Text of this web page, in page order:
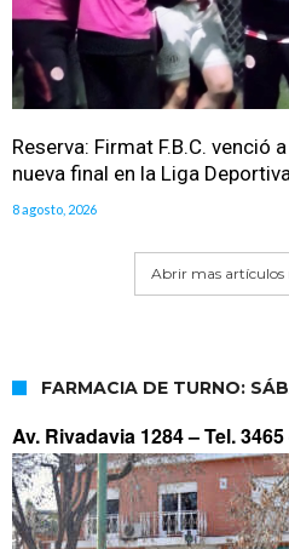
Reserva: Firmat F.B.C. venció
nueva final en la Liga
8 agosto, 2026
Abrir mas artículos
FARMACIA DE TURNO:
Av. Rivadavia 1284 –Tel.